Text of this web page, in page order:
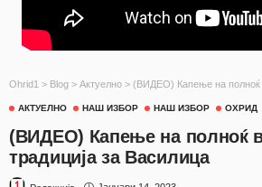
Ohrid1 > Blog > Актуелно > (ВИДЕО) Капење на полноќ во
АКТУЕЛНО НАШ ИЗБОР НАШ ИЗБОР ОХРИД
(ВИДЕО) Капење на полноќ
традиција за Василица